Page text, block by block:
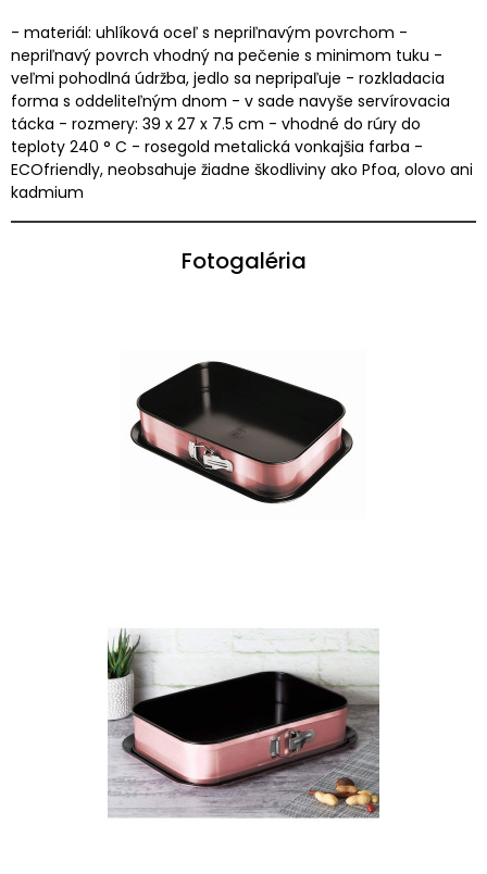
- materiál: uhlíková oceľ s nepriľnavým povrchom -
nepriľnavý povrch vhodný na pečenie s minimom tuku -
veľmi pohodlná údržba, jedlo sa nepripaľuje - rozkladacia
forma s oddeliteľným dnom - v sade navyše servírovacia
tácka - rozmery: 39 x 27 x 7.5 cm - vhodné do rúry do
teploty 240 ° C - rosegold metalická vonkajšia farba -
ECOfriendly, neobsahuje žiadne škodliviny ako Pfoa, olovo ani
kadmium
Fotogaléria